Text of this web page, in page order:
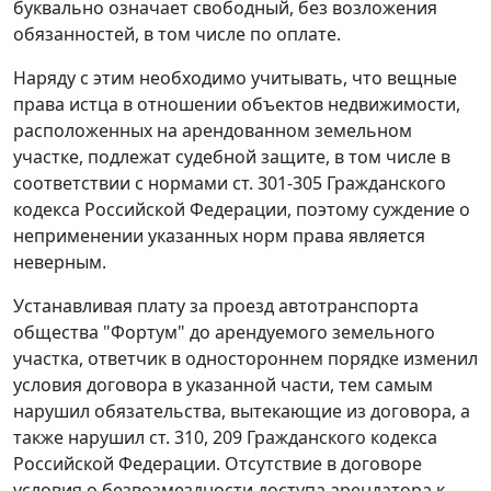
буквально означает свободный, без возложения
обязанностей, в том числе по оплате.
Наряду с этим необходимо учитывать, что вещные
права истца в отношении объектов недвижимости,
расположенных на арендованном земельном
участке, подлежат судебной защите, в том числе в
соответствии с нормами ст. 301-305 Гражданского
кодекса Российской Федерации, поэтому суждение о
неприменении указанных норм права является
неверным.
Устанавливая плату за проезд автотранспорта
общества "Фортум" до арендуемого земельного
участка, ответчик в одностороннем порядке изменил
условия договора в указанной части, тем самым
нарушил обязательства, вытекающие из договора, а
также нарушил ст. 310, 209 Гражданского кодекса
Российской Федерации. Отсутствие в договоре